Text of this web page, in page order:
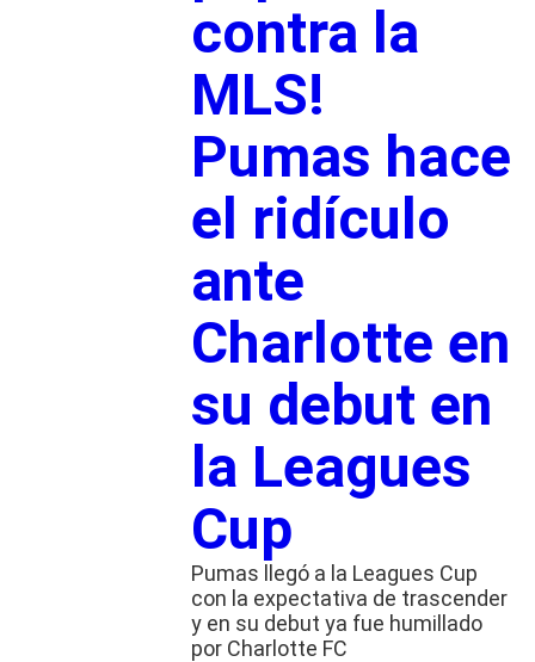
contra la
MLS!
Pumas hace
el ridículo
ante
Charlotte en
su debut en
la Leagues
Cup
Pumas llegó a la Leagues Cup
con la expectativa de trascender
y en su debut ya fue humillado
por Charlotte FC